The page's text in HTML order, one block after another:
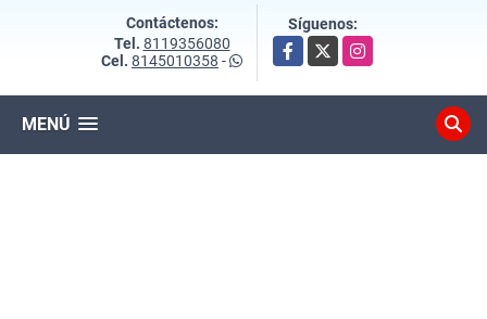
Contáctenos:
Tel. 8119356080
Cel. 8145010358 -
Síguenos:
Facebook
X Instagram
MENÚ